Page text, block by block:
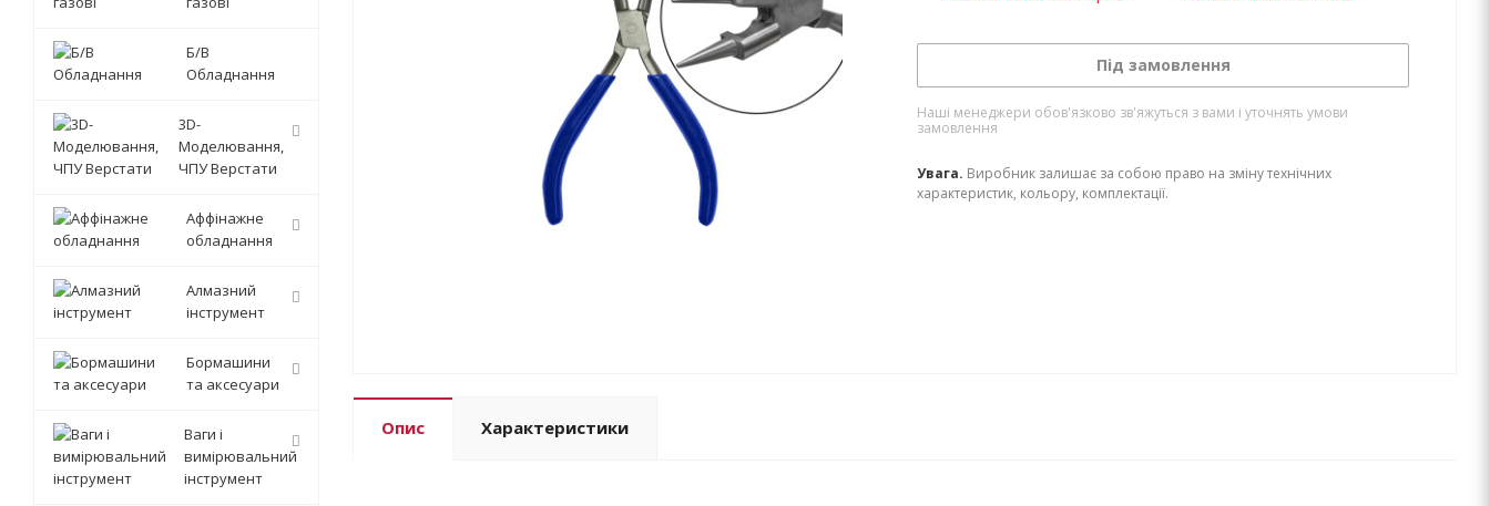
Під замовлення
Наші менеджери обов'язково зв'яжуться з вами і уточнять умови
замовлення
Увага. Виробник залишає за собою право на зміну технічних
характеристик, кольору, комплектації.
Опис Характеристики
Б/В
Обладнання
3D-
Моделювання,
ЧПУ Верстати
Аффінажне
обладнання
Алмазний
інструмент
Бормашини
та аксесуари
Ваги і
вимірювальний
інструмент